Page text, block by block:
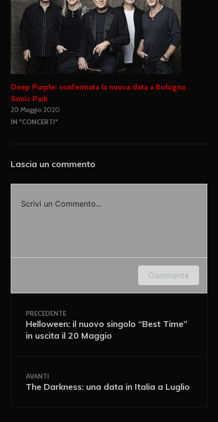
Deep Purple: confermata la nuova data a Bologna
Sonic Park
20 Maggio 2020
IN "CONCERTI"
Lascia un commento
Scrivi un Commento...
Accedi o fornisci il tuo nome o indirizzo e-mail
Commenta
PRECEDENTE
Helloween: il nuovo singolo “Best Time”
in uscita il 20 Maggio
AVANTI
The Darkness: una data in Italia a Luglio